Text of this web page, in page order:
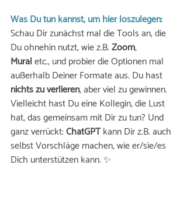
Was Du tun kannst, um hier loszulegen:
Schau Dir zunächst mal die Tools an, die
Du ohnehin nutzt, wie z.B. Zoom,
Mural etc., und probier die Optionen mal
außerhalb Deiner Formate aus. Du hast
nichts zu verlieren, aber viel zu gewinnen.
Vielleicht hast Du eine Kollegin, die Lust
hat, das gemeinsam mit Dir zu tun? Und
ganz verrückt: ChatGPT kann Dir z.B. auch
selbst Vorschläge machen, wie er/sie/es
Dich unterstützen kann. ✨